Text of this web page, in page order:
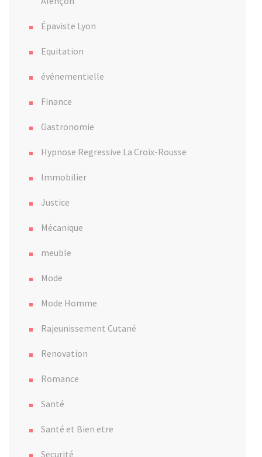
Épaviste Lyon
Equitation
événementielle
Finance
Gastronomie
Hypnose Regressive La Croix-Rousse
Immobilier
Justice
Mécanique
meuble
Mode
Mode Homme
Rajeunissement Cutané
Renovation
Romance
Santé
Santé et Bien etre
Securité